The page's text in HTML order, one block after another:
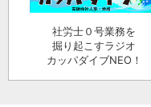
社労士０号業務を
掘り起こすラジオ
カッパダイブNEO！